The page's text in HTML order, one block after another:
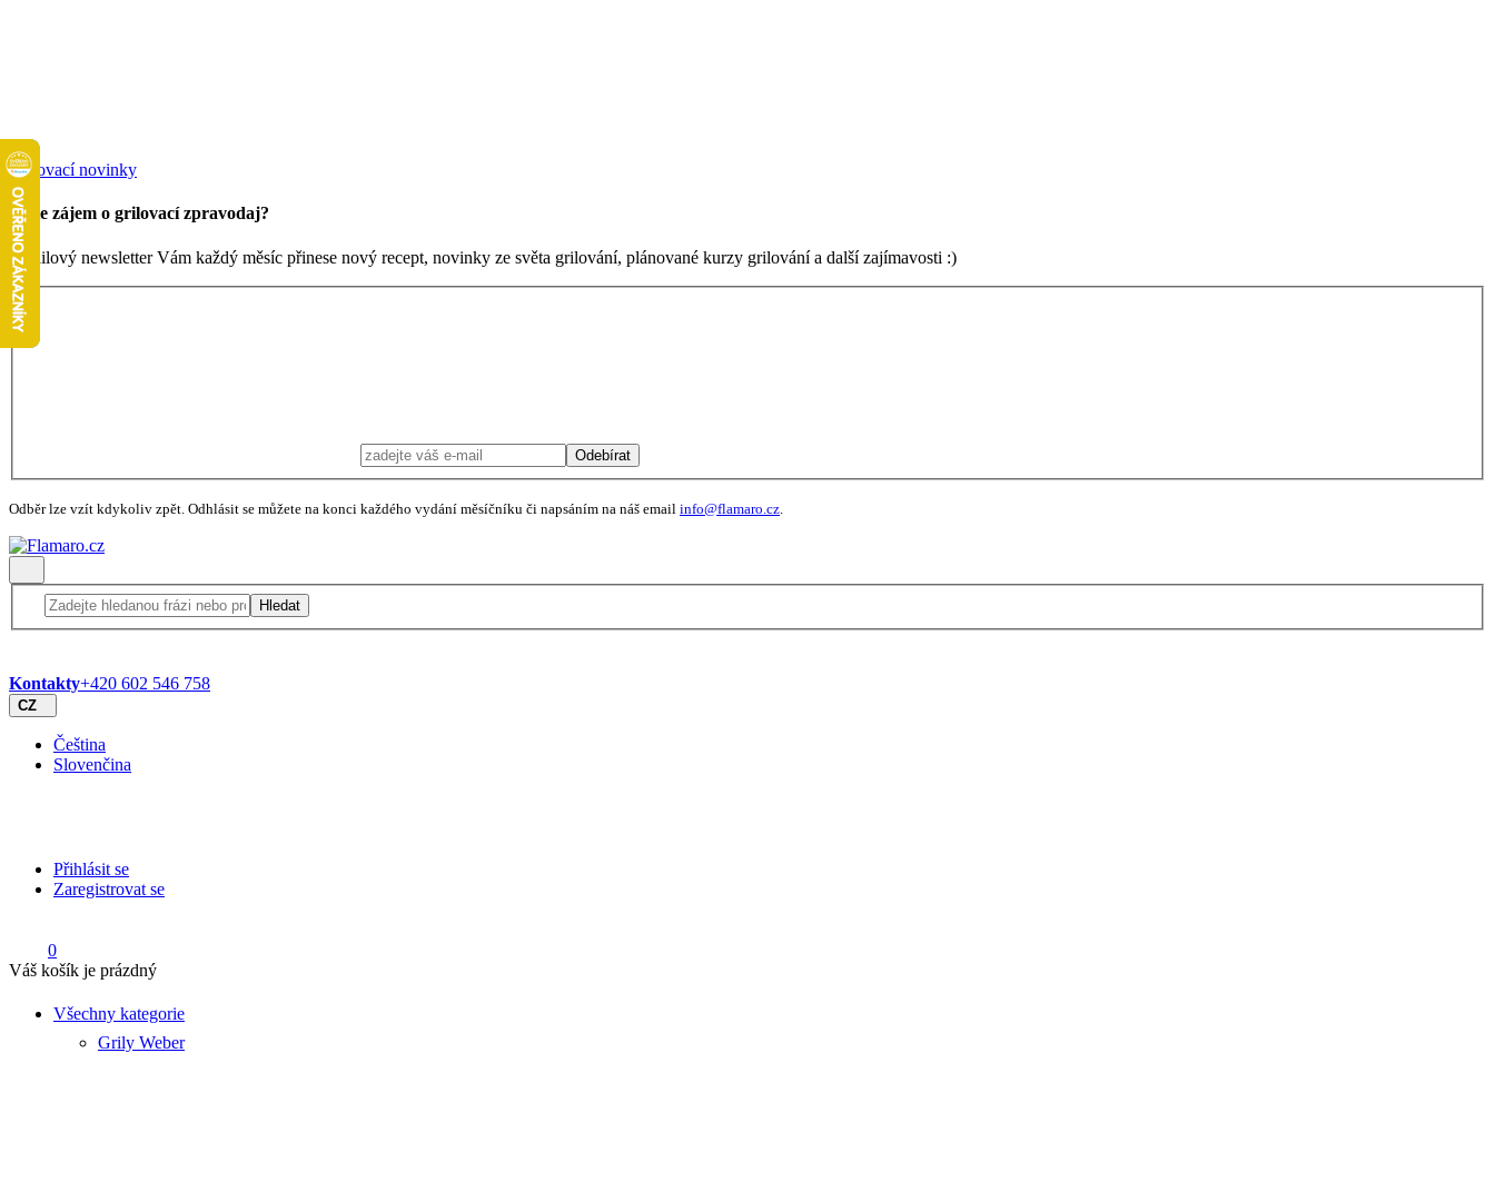
Grilovací novinky
Máte zájem o grilovací zpravodaj?
Emailový newsletter Vám každý měsíc přinese nový recept, novinky ze světa grilování, plánované kurzy grilování a další zajímavosti :)
Odebírat
Odběr lze vzít kdykoliv zpět. Odhlásit se můžete na konci každého vydání měsíčníku či napsáním na náš email info@flamaro.cz.
Hledat
Kontakty+420 602 546 758
CZ
Čeština
Slovenčina
Přihlásit se
Zaregistrovat se
0
Váš košík je prázdný
Všechny kategorie
Grily Weber